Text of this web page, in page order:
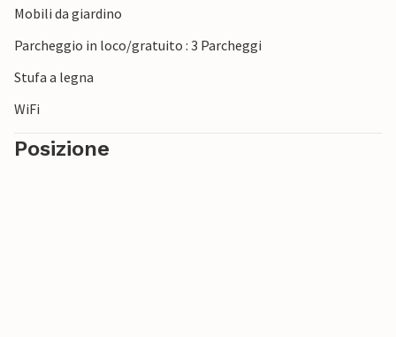
Mobili da giardino
Parcheggio in loco/gratuito : 3 Parcheggi
Stufa a legna
WiFi
Posizione